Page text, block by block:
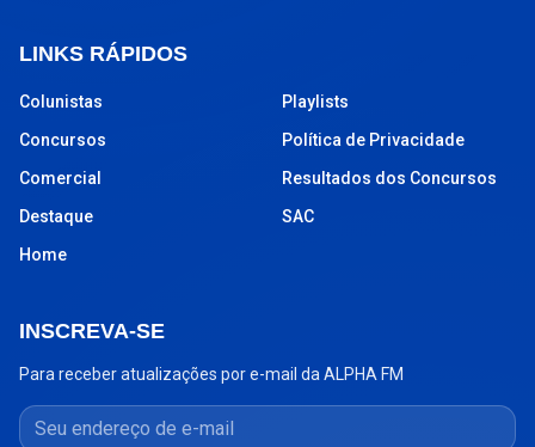
LINKS RÁPIDOS
Colunistas
Concursos
Comercial
Destaque
Home
Playlists
Política de Privacidade
Resultados dos Concursos
SAC
INSCREVA-SE
Para receber atualizações por e-mail da ALPHA FM
Seu endereço de e-mail